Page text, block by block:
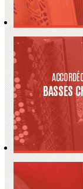
BASSES